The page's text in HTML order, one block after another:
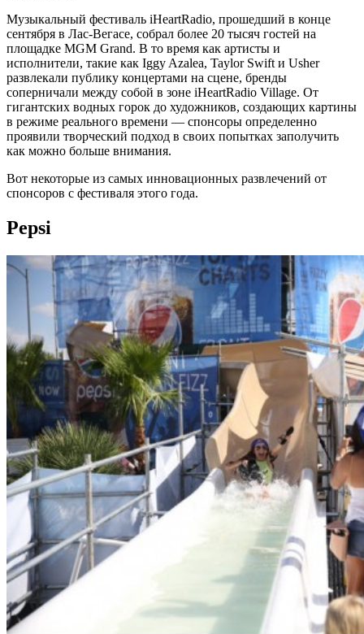
Музыкальный фестиваль iHeartRadio, прошедший в конце
сентября в Лас-Вегасе, собрал более 20 тысяч гостей на
площадке MGM Grand. В то время как артисты и
исполнители, такие как Iggy Azalea, Taylor Swift и Usher
развлекали публику концертами на сцене, бренды
соперничали между собой в зоне iHeartRadio Village. От
гигантских водных горок до художников, создающих картины
в режиме реального времени — спонсоры определенно
проявили творческий подход в своих попытках заполучить
как можно больше внимания.
Вот некоторые из самых инновационных развлечений от
спонсоров с фестиваля этого года.
Pepsi